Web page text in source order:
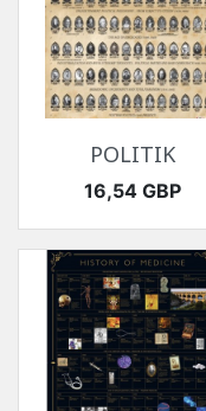
POLITIK
Pris
16,54 GBP